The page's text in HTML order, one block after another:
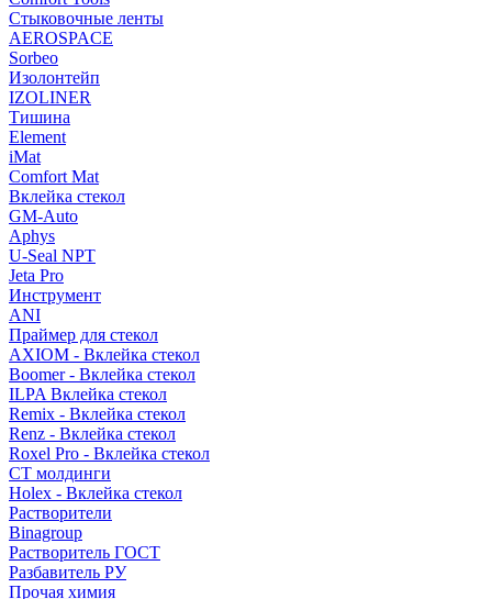
Стыковочные ленты
AEROSPACE
Sorbeo
Изолонтейп
IZOLINER
Тишина
Element
iMat
Comfort Mat
Вклейка стекол
GM-Auto
Aphys
U-Seal NPT
Jeta Pro
Инструмент
ANI
Праймер для стекол
AXIOM - Вклейка стекол
Boomer - Вклейка стекол
ILPA Вклейка стекол
Remix - Вклейка стекол
Renz - Вклейка стекол
Roxel Pro - Вклейка стекол
СТ молдинги
Holex - Вклейка стекол
Растворители
Binagroup
Растворитель ГОСТ
Разбавитель РУ
Прочая химия